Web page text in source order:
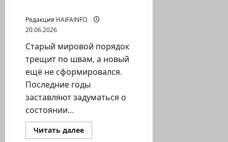
Редакция HAIFAINFO
20.06.2026
Старый мировой порядок
трещит по швам, а новый
ещё не сформировался.
Последние годы
заставляют задуматься о
состоянии...
Читать далееПрочитать
больше